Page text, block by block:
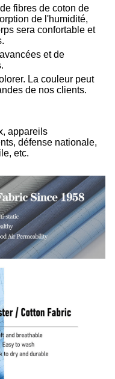
fibres de coton de
de l'humidité,
sera confortable et
et de
La couleur peut
de nos clients.
appareils
défense nationale,
etc.